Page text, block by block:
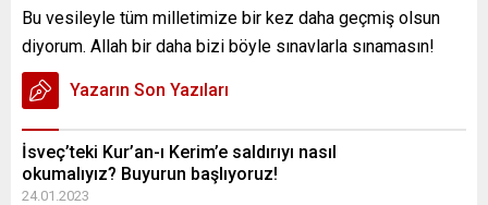
Bu vesileyle tüm milletimize bir kez daha geçmiş olsun
diyorum. Allah bir daha bizi böyle sınavlarla sınamasın!
Yazarın Son Yazıları
İsveç’teki Kur’an-ı Kerim’e saldırıyı nasıl
okumalıyız? Buyurun başlıyoruz!
24.01.2023